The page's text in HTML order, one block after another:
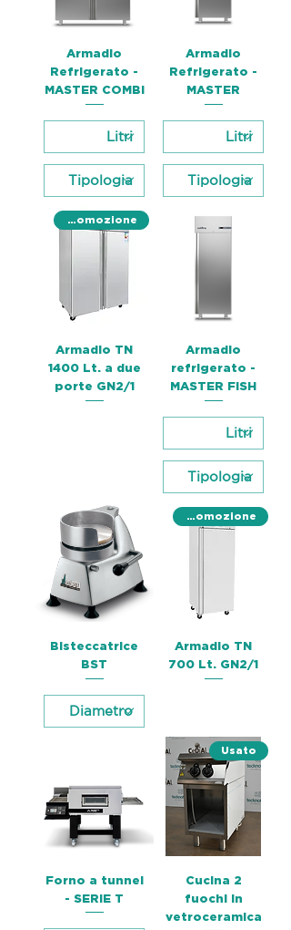
Armadio
Refrigerato -
MASTER
Armadio
Refrigerato -
MASTER COMBI
Armadio
refrigerato -
MASTER FISH
Promozione
Armadio TN
1400 Lt. a due
porte GN2/1
Promozione
Armadio TN
700 Lt. GN2/1
Bisteccatrice
BST
Usato
Cucina 2
fuochi in
vetroceramica
Forno a tunnel
- SERIE T